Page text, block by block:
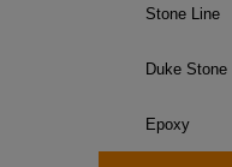
Stone Line
Duke Stone
Epoxy